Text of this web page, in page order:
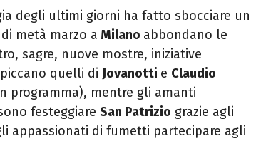
degli ultimi giorni ha fatto sbocciare un
di metà marzo a Milano abbondano le
sagre, nuove mostre, iniziative
quelli di Jovanotti e Claudio
programma), mentre gli amanti
festeggiare San Patrizio grazie agli
appassionati di fumetti partecipare agli